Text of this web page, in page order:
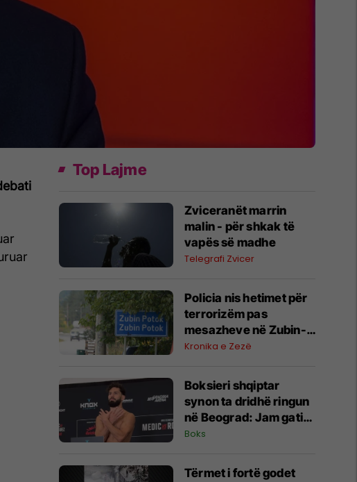
Top Lajme
Zviceranët marrin
malin - për shkak të
vapës së madhe
Telegrafi Zvicer
Policia nis hetimet për
terrorizëm pas
mesazheve në Zubin-
Potok
Kronika e Zezë
Boksieri shqiptar
synon ta dridhë ringun
në Beograd: Jam gati,
Zoti e bekoftë
Boks
Tërmet i fortë godet